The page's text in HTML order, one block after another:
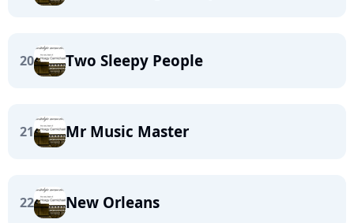
20 Two Sleepy People
21 Mr Music Master
22 New Orleans